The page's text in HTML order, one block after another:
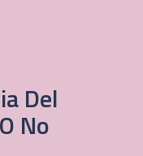
Del
No